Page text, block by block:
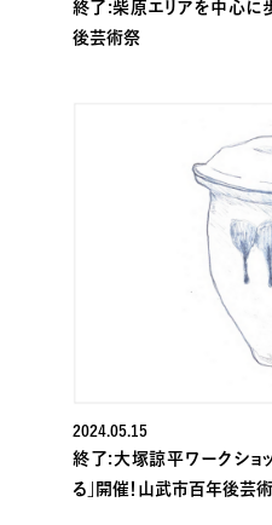
終了:柴原エリアを中心に
後芸術祭
2024.05.15
終了:大塚諒平ワークショ
る」開催！山武市百年後芸